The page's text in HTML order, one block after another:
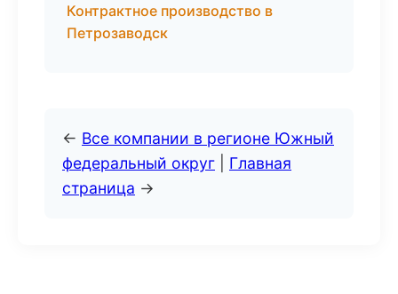
Контрактное производство в
Петрозаводск
← Все компании в регионе Южный
федеральный округ
Главная
страница →